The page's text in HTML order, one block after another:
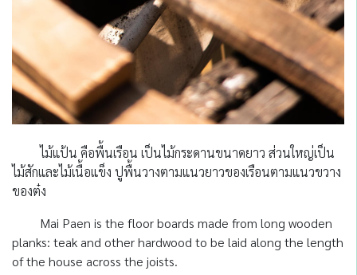
ไม้แป้น คือพื้นเรือน เป็นไม้กระดานขนาดยาว ส่วนใหญ่เป็น
ไม้สักและไม้เนื้อแข็ง ปูพื้นวางตามแนวยาวของเรือนตามแนวขวาง
ของต๋ง
Mai Paen is the floor boards made from long wooden
planks: teak and other hardwood to be laid along the length
of the house across the joists.